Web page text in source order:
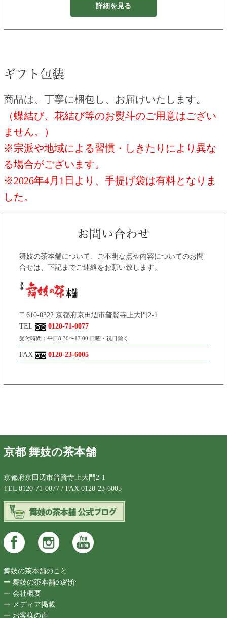
詳細を見る
商品は、丁寧に梱包し、お届けいたします。
（蝶結び、花結び等のお熨斗のご用意はござい
ません。）
※宗派や地域による習慣・しきたりにより異な
る場合がございます。
※2026年4月1日より、手提げ袋は有料となりま
した。
舞妓の茶本舗について、ご不明な点や内容についてのお問
合せは、下記までご連絡をお願い致します。
〒610-0322 京都府京田辺市普賢寺上大門2-1
TEL
0120-71-0077
受付時間：平日8:30〜17:00 日曜・祝日除く
FAX 0120-23-6005
京都 舞妓の茶本舗
京都府京田辺市普賢寺上大門2-1
TEL 0120-71-0077 / FAX 0120-23-6005
舞妓の茶本舗のこと
ー 舞妓の茶本舗の紹介
ー 会社概要
ー メディア掲載
ー お客様の声